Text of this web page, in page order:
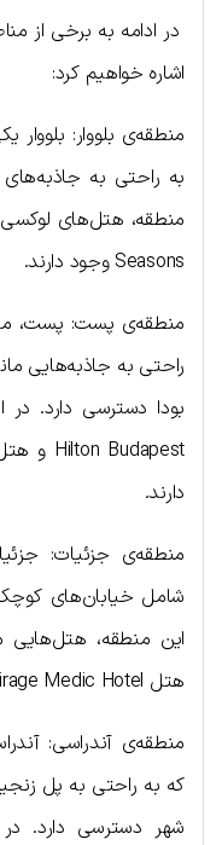
در ادامه به برخی از
اشاره خواهیم کرد:
منطقه‌ی بلووار:
به راحتی به
Seasons وجود دارند.
منطقه‌ی پست: پست،
راحتی به جاذبه‌هایی
بودا دسترسی دارد.
دارند.
منطقه‌ی جزئیات:
شامل خیابان‌های
هتل Mirage Medic Hotel وجود دارند.
منطقه‌ی آندراسی:
که به راحتی به پل
شهر دسترسی دارد.